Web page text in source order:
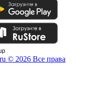
© 2026 Все права